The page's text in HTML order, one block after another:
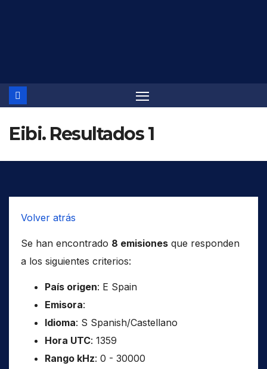
Eibi. Resultados 1
Volver atrás
Se han encontrado 8 emisiones que responden
a los siguientes criterios:
País origen: E Spain
Emisora:
Idioma: S Spanish/Castellano
Hora UTC: 1359
Rango kHz: 0 - 30000